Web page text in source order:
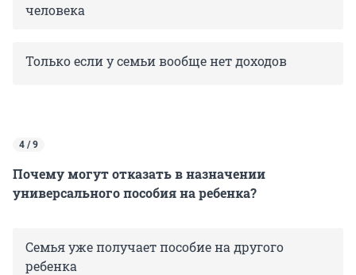
человека
Только если у семьи вообще нет доходов
4 / 9
Почему могут отказать в назначении
универсального пособия на ребенка?
Семья уже получает пособие на другого
ребенка